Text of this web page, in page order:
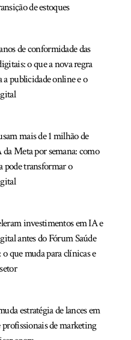
de estoques
de conformidade das
o que a nova regra
a publicidade online e o
mais de 1 milhão de
da Meta por semana: como
pode transformar o
investimentos em IA e
antes do Fórum Saúde
que muda para clínicas e
estratégia de lances em
profissionais de marketing